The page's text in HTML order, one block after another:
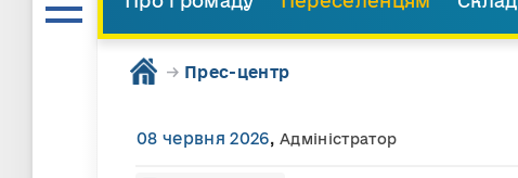
→ Прес-центр
08 червня 2026,Адміністратор